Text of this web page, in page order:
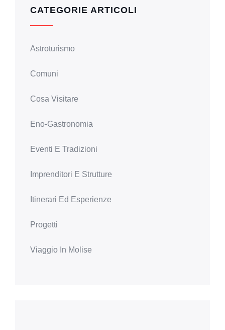
CATEGORIE ARTICOLI
Astroturismo
Comuni
Cosa Visitare
Eno-Gastronomia
Eventi E Tradizioni
Imprenditori E Strutture
Itinerari Ed Esperienze
Progetti
Viaggio In Molise